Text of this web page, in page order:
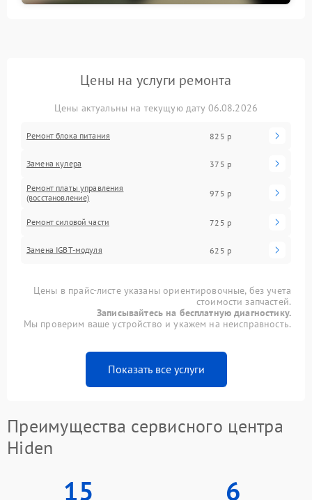
Цены на услуги ремонта
Цены актуальны на текущую дату 06.08.2026
Ремонт блока питания 825 р
Замена кулера 375 р
Ремонт платы управления
(восстановление)
975 р
Ремонт силовой части 725 р
Замена IGBT-модуля 625 р
Цены в прайс-листе указаны ориентировочные, без учета
стоимости запчастей.
Записывайтесь на бесплатную диагностику.
Мы проверим ваше устройство и укажем на неисправность.
Показать все услуги
Преимущества сервисного центра
Hiden
15 6